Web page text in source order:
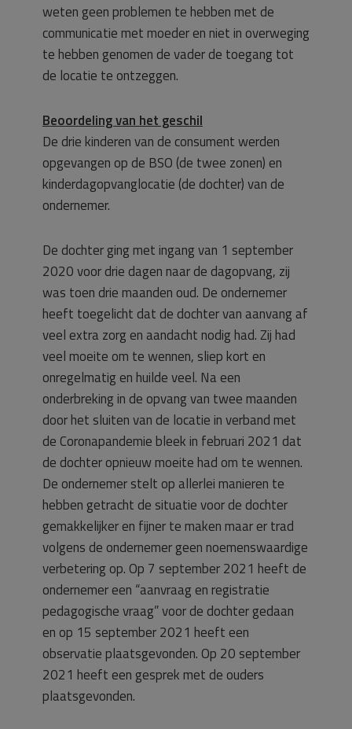
weten geen problemen te hebben met de
communicatie met moeder en niet in overweging
te hebben genomen de vader de toegang tot
de locatie te ontzeggen.
Beoordeling van het geschil
De drie kinderen van de consument werden
opgevangen op de BSO (de twee zonen) en
kinderdagopvanglocatie (de dochter) van de
ondernemer.
De dochter ging met ingang van 1 september
2020 voor drie dagen naar de dagopvang, zij
was toen drie maanden oud. De ondernemer
heeft toegelicht dat de dochter van aanvang af
veel extra zorg en aandacht nodig had. Zij had
veel moeite om te wennen, sliep kort en
onregelmatig en huilde veel. Na een
onderbreking in de opvang van twee maanden
door het sluiten van de locatie in verband met
de Coronapandemie bleek in februari 2021 dat
de dochter opnieuw moeite had om te wennen.
De ondernemer stelt op allerlei manieren te
hebben getracht de situatie voor de dochter
gemakkelijker en fijner te maken maar er trad
volgens de ondernemer geen noemenswaardige
verbetering op. Op 7 september 2021 heeft de
ondernemer een “aanvraag en registratie
pedagogische vraag” voor de dochter gedaan
en op 15 september 2021 heeft een
observatie plaatsgevonden. Op 20 september
2021 heeft een gesprek met de ouders
plaatsgevonden.